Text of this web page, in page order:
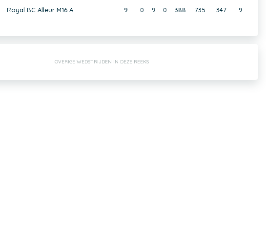
Royal BC Alleur M16 A 9 0 9 0 388 735 -347 9
OVERIGE WEDSTRIJDEN IN DEZE REEKS